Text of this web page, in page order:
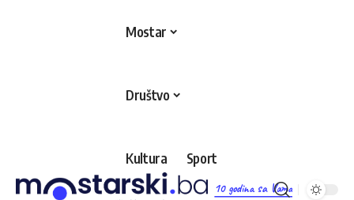
10 godina sa Vama
Mostar
Društvo
Kultura Sport